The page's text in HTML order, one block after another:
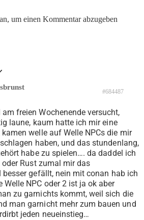
um einen Kommentar abzugeben
#684487
freien Wochenende versucht,
laune, kaum hatte ich mir eine
welle auf Welle NPCs die mir
haben, und das stundenlang,
habe zu spielen…. da daddel ich
Rust zumal mir das
gefällt, nein mit conan hab ich
Welle NPC oder 2 ist ja ok aber
zu garnichts kommt, weil sich die
man garnicht mehr zum bauen und
jeden neueinstieg…